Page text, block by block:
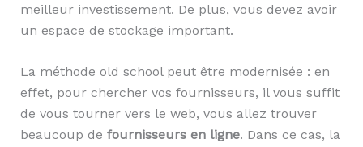
meilleur investissement. De plus, vous devez avoir
un espace de stockage important.
La méthode old school peut être modernisée : en
effet, pour chercher vos fournisseurs, il vous suffit
de vous tourner vers le web, vous allez trouver
beaucoup de fournisseurs en ligne. Dans ce cas, la